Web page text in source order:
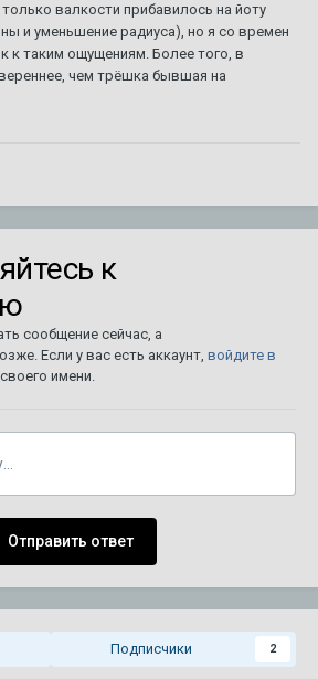
валкости прибавилось на йоту
и уменьшение радиуса), но я со времен
к таким ощущениям. Более того, в
чем трёшка бывшая на
к
сообщение сейчас, а
Если у вас есть аккаунт, войдите в
имени.
Отправить ответ
Подписчики 2